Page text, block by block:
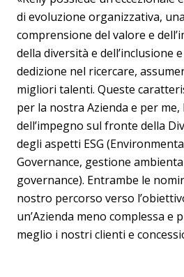
di evoluzione organizzativa,
comprensione del valore e
della diversità e dell’inclusione
dedizione nel ricercare,
migliori talenti. Queste
per la nostra Azienda e per me,
dell’impegno sul fronte della
degli aspetti ESG
Governance, gestione
governance). Entrambe le
nostro percorso verso
un’Azienda meno complessa e
meglio i nostri clienti e